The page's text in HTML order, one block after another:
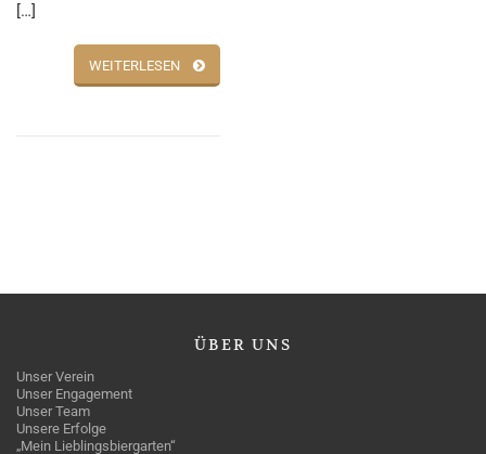
[…]
WEITERLESEN
ÜBER UNS
Unser Verein
Unser Engagement
Unser Team
Unsere Erfolge
„Mein Lieblingsbiergarten“